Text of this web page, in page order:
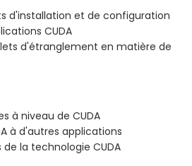
d'installation et de configuration
CUDA
d'étranglement en matière de
à niveau de CUDA
à d'autres applications
la technologie CUDA